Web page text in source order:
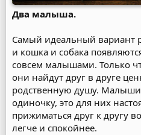
Два малыша.
Самый идеальный вариант
и кошка и собака
совсем малышами. Только
они найдут друг в друге
родственную душу.
одиночку, это для них
прижиматься друг к другу
легче и спокойнее.